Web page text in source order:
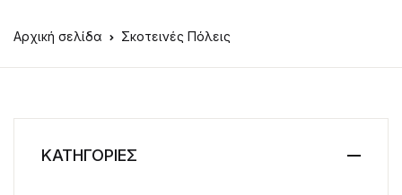
Αρχική σελίδα Σκοτεινές Πόλεις
ΚΑΤΗΓΟΡΙΕΣ